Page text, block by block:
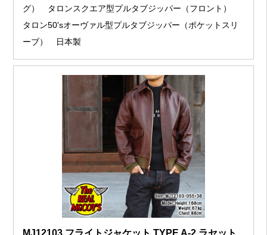
グ） タロンスクエア型プルタブジッパー（フロント）
タロン50'sオーヴァル型プルタブジッパー（ポケットスリ
ーブ） 日本製
MJ12103 フライトジャケット TYPE A-2 ラセット